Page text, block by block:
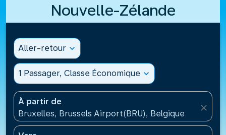
Nouvelle-Zélande
Aller-retour expand_more
1 Passager, Classe Économique expand_more
À partir de
Bruxelles, Brussels Airport(BRU), Belgique
close